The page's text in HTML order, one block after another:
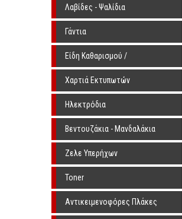
Λαβίδες - Ψαλίδια
Γάντια
Είδη Καθαρισμού /
Αποστείρωσης
Χαρτιά Εκτυπωτών
Ηλεκτρόδια
Βεντουζάκια - Μανδαλάκια
Ζελε Υπερήχων
Toner
Αντικειμενοφόρες Πλάκες